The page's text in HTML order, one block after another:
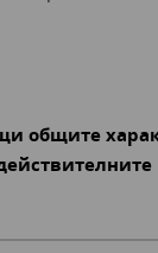
общите